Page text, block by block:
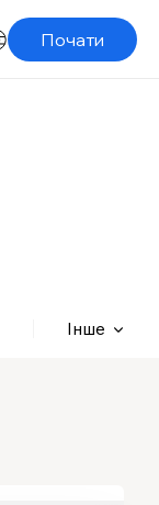
Почати
Інше